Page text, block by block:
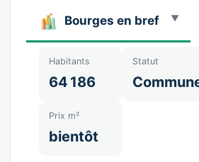
Bourges en bref
Habitants
64 186
Statut
Prix m²
bientôt